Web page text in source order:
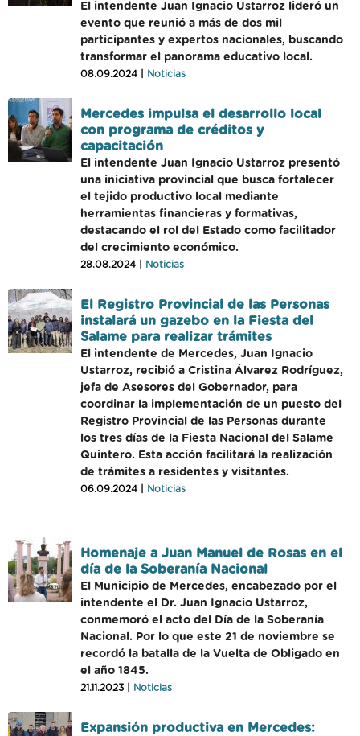
El intendente Juan Ignacio Ustarroz lideró un
evento que reunió a más de dos mil
participantes y expertos nacionales, buscando
transformar el panorama educativo local.
08.09.2024 | Noticias
Mercedes impulsa el desarrollo local
con programa de créditos y
capacitación
El intendente Juan Ignacio Ustarroz presentó
una iniciativa provincial que busca fortalecer
el tejido productivo local mediante
herramientas financieras y formativas,
destacando el rol del Estado como facilitador
del crecimiento económico.
28.08.2024 | Noticias
El Registro Provincial de las Personas
instalará un gazebo en la Fiesta del
Salame para realizar trámites
El intendente de Mercedes, Juan Ignacio
Ustarroz, recibió a Cristina Álvarez Rodríguez,
jefa de Asesores del Gobernador, para
coordinar la implementación de un puesto del
Registro Provincial de las Personas durante
los tres días de la Fiesta Nacional del Salame
Quintero. Esta acción facilitará la realización
de trámites a residentes y visitantes.
06.09.2024 | Noticias
Homenaje a Juan Manuel de Rosas en el
día de la Soberanía Nacional
El Municipio de Mercedes, encabezado por el
intendente el Dr. Juan Ignacio Ustarroz,
conmemoró el acto del Día de la Soberanía
Nacional. Por lo que este 21 de noviembre se
recordó la batalla de la Vuelta de Obligado en
el año 1845.
21.11.2023 | Noticias
Expansión productiva en Mercedes: